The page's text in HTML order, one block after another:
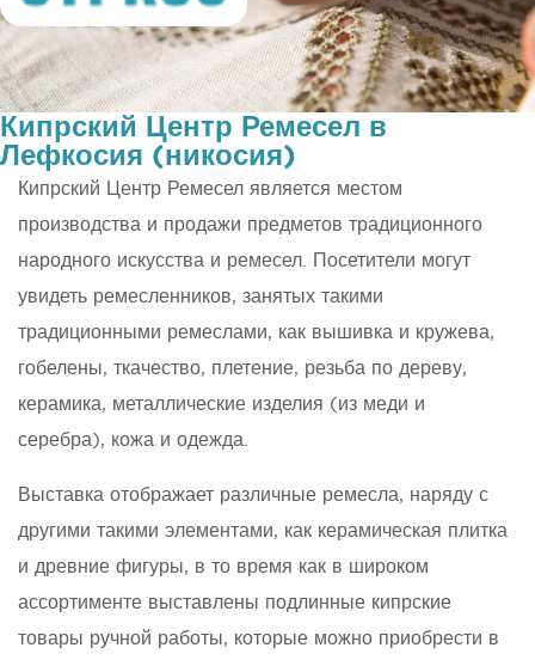
Кипрский Центр Ремесел в
Лефкосия (никосия)
Кипрский Центр Ремесел является местом
производства и продажи предметов традиционного
народного искусства и ремесел. Посетители могут
увидеть ремесленников, занятых такими
традиционными ремеслами, как вышивка и кружева,
гобелены, ткачество, плетение, резьба по дереву,
керамика, металлические изделия (из меди и
серебра), кожа и одежда.
Выставка отображает различные ремесла, наряду с
другими такими элементами, как керамическая плитка
и древние фигуры, в то время как в широком
ассортименте выставлены подлинные кипрские
товары ручной работы, которые можно приобрести в